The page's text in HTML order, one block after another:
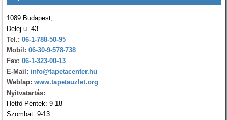
1089 Budapest,
Delej u. 43.
Tel.: 06-1-788-50-95
Mobil: 06-30-9-578-738
Fax: 06-1-323-00-13
E-Mail: info@tapetacenter.hu
Weblap: www.tapetauzlet.org
Nyitvatartás:
Hétfő-Péntek: 9-18
Szombat: 9-13